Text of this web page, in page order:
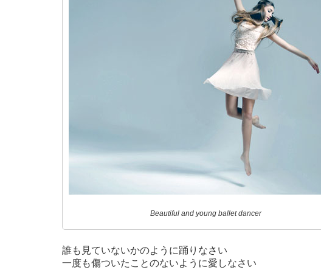
Beautiful and young ballet dancer
誰も見ていないかのように踊りなさい
一度も傷ついたことのないように愛しなさい